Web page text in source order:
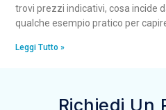
trovi prezzi indicativi, cosa incide
qualche esempio pratico per
Leggi Tutto »
Richiedi Un